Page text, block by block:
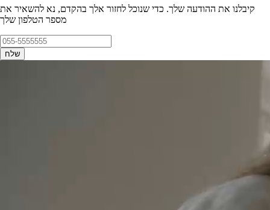
קיבלנו את ההודעה שלך. כדי שנוכל לחזור אלך בהקדם, נא להשאיר את
מספר הטלפון שלך
שלח